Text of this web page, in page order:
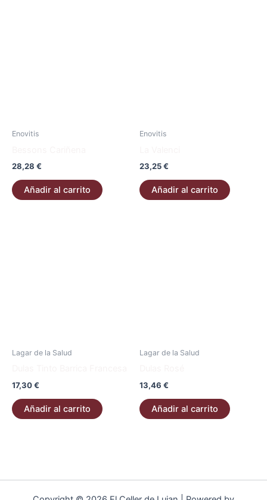
Enovitis
28,28 €
Añadir al carrito
Enovitis
23,25€
Añadir al carrito
Lagar de la Salud
17,30€
Añadir al carrito
Lagar de la Salud
13,46 €
Añadir al carrito